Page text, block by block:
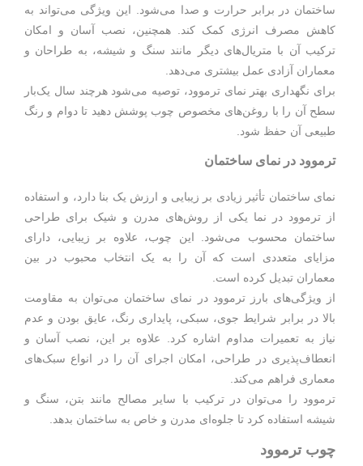
ساختمان در برابر حرارت و صدا می‌شود. این ویژگی می‌تواند به
کاهش مصرف انرژی کمک کند. همچنین، نصب آسان و امکان
ترکیب آن با متریال‌های دیگر مانند سنگ و شیشه، به طراحان و
معماران آزادی عمل بیشتری می‌دهد.
برای نگهداری بهتر نمای ترموود، توصیه می‌شود هرچند سال یک‌بار
سطح آن را با روغن‌های مخصوص چوب پوشش دهید تا دوام و رنگ
طبیعی آن حفظ شود.
ترموود در نمای ساختمان
نمای ساختمان تأثیر زیادی بر زیبایی و ارزش یک بنا دارد، و استفاده
از ترموود در نما یکی از روش‌های مدرن و شیک برای طراحی
ساختمان محسوب می‌شود. این چوب، علاوه بر زیبایی، دارای
مزایای متعددی است که آن را به یک انتخاب محبوب در بین
معماران تبدیل کرده است.
از ویژگی‌های بارز ترموود در نمای ساختمان می‌توان به مقاومت
بالا در برابر شرایط جوی، سبکی، پایداری رنگ، عایق بودن و عدم
نیاز به تعمیرات مداوم اشاره کرد. علاوه بر این، نصب آسان و
انعطاف‌پذیری در طراحی، امکان اجرای آن را در انواع سبک‌های
معماری فراهم می‌کند.
ترموود را می‌توان در ترکیب با سایر مصالح مانند بتن، سنگ و
شیشه استفاده کرد تا جلوه‌ای مدرن و خاص به ساختمان بدهد.
چوب ترموود